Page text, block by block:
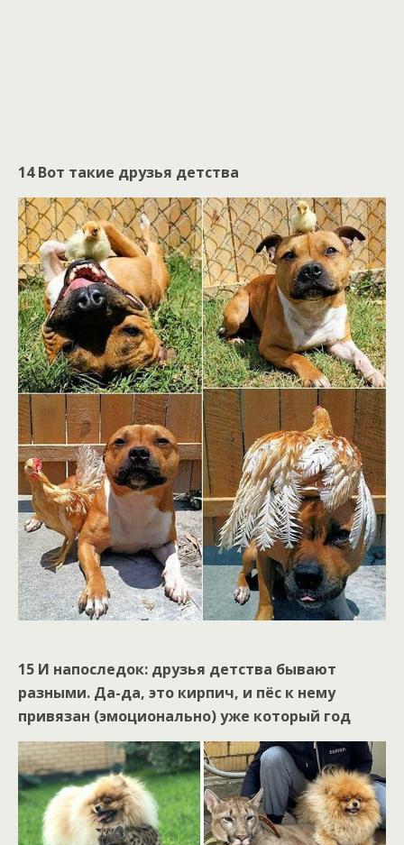
14 Вот такие друзья детства
15 И напоследок: друзья детства бывают
разными. Да-да, это кирпич, и пёс к нему
привязан (эмоционально) уже который год